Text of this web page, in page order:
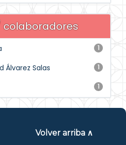
colaboradores
1
1
Álvarez Salas
1
Volver arriba ∧